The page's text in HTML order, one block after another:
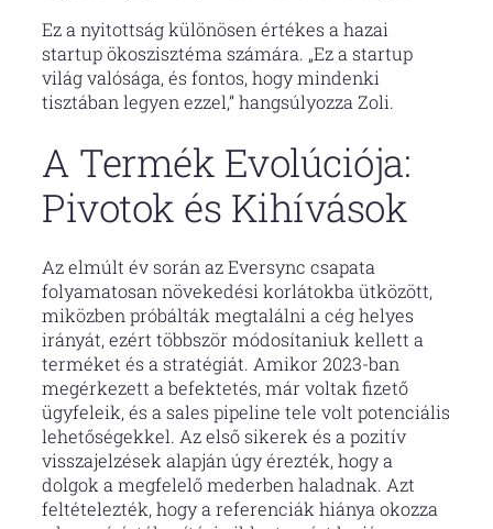
Ez a nyitottság különösen értékes a hazai
startup ökoszisztéma számára. „Ez a startup
világ valósága, és fontos, hogy mindenki
tisztában legyen ezzel,” hangsúlyozza Zoli.
A Termék Evolúciója:
Pivotok és Kihívások
Az elmúlt év során az Eversync csapata
folyamatosan növekedési korlátokba ütközött,
miközben próbálták megtalálni a cég helyes
irányát, ezért többször módosítaniuk kellett a
terméket és a stratégiát. Amikor 2023-ban
megérkezett a befektetés, már voltak fizető
ügyfeleik, és a sales pipeline tele volt potenciális
lehetőségekkel. Az első sikerek és a pozitív
visszajelzések alapján úgy érezték, hogy a
dolgok a megfelelő mederben haladnak. Azt
feltételezték, hogy a referenciák hiánya okozza